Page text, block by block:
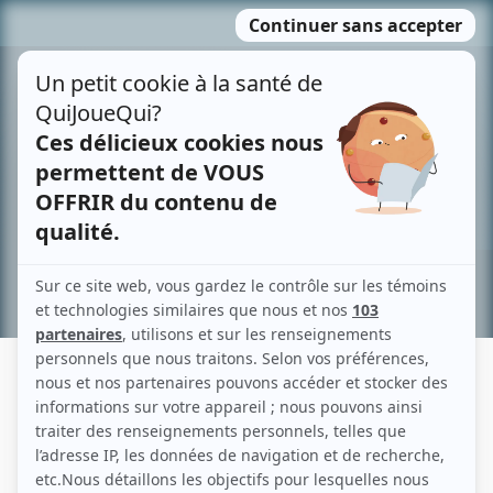
MENU
contenu
Recherche avancée »
SASHA LOUIS LÉGER
Liens
Fiche de Sasha Louis Léger sur Showbizz.net